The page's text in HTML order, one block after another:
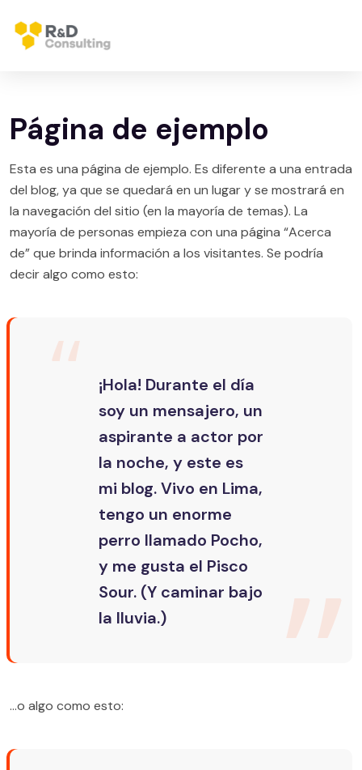
Página de ejemplo
Esta es una página de ejemplo. Es diferente a una entrada
del blog, ya que se quedará en un lugar y se mostrará en
la navegación del sitio (en la mayoría de temas). La
mayoría de personas empieza con una página “Acerca
de” que brinda información a los visitantes. Se podría
decir algo como esto:
¡Hola! Durante el día
soy un mensajero, un
aspirante a actor por
la noche, y este es
mi blog. Vivo en Lima,
tengo un enorme
perro llamado Pocho,
y me gusta el Pisco
Sour. (Y caminar bajo
la lluvia.)
…o algo como esto: